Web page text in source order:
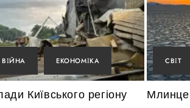
ВІЙНА ЕКОНОМІКА
Київського регіону
СВІТ